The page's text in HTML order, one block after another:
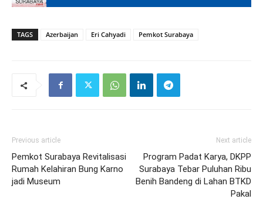
TAGS Azerbaijan Eri Cahyadi Pemkot Surabaya
Previous article
Pemkot Surabaya Revitalisasi
Rumah Kelahiran Bung Karno
jadi Museum
Next article
Program Padat Karya, DKPP
Surabaya Tebar Puluhan Ribu
Benih Bandeng di Lahan BTKD
Pakal